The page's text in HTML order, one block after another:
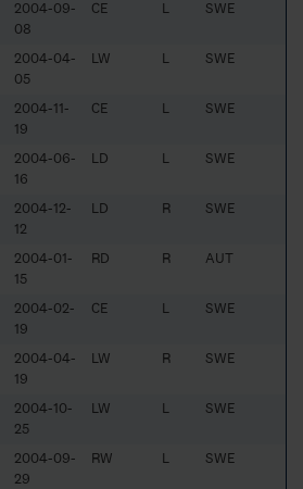
2004-09-
08
CE L SWE
2004-04-
05
LW L SWE
2004-11-
19
CE L SWE
2004-06-
16
LD L SWE
2004-12-
12
LD R SWE
2004-01-
15
RD R AUT
2004-02-
19
CE L SWE
2004-04-
19
LW R SWE
2004-10-
25
LW L SWE
2004-09-
29
RW L SWE